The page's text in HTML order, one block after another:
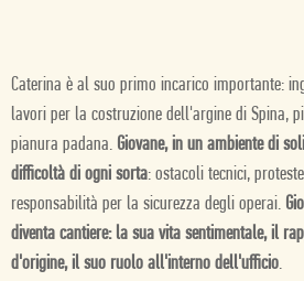
Caterina è al suo primo incarico importante:
lavori per la costruzione dell'argine di Spina,
pianura padana. Giovane, in un ambiente di
difficoltà di ogni sorta: ostacoli tecnici,
responsabilità per la sicurezza degli operai.
diventa cantiere: la sua vita sentimentale, il
d'origine, il suo ruolo all'interno dell'ufficio.